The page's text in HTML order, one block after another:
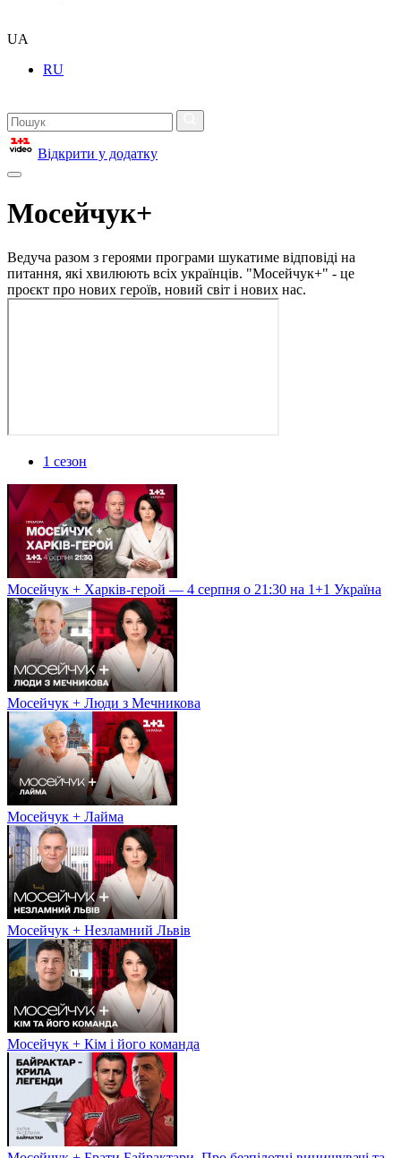
UA
RU
Відкрити у додатку
Мосейчук+
Ведуча разом з героями програми шукатиме відповіді на
питання, які хвилюють всіх українців. "Мосейчук+" - це
проєкт про нових героїв, новий світ і нових нас.
1 сезон
Мосейчук + Харків-герой — 4 серпня о 21:30 на 1+1 Україна
Мосейчук + Люди з Мечникова
Мосейчук + Лайма
Мосейчук + Незламний Львів
Мосейчук + Кім і його команда